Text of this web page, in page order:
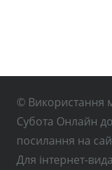
© Використання
Субота Онлайн
посилання на
Для інтернет-